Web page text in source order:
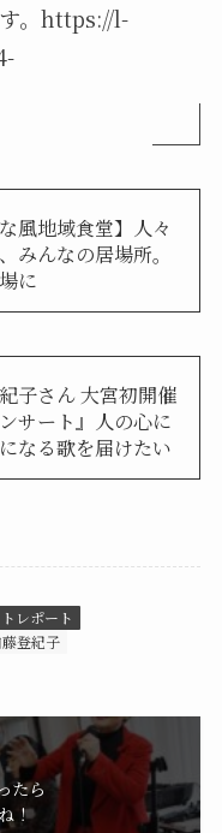
。 https://l-
風地域食堂】人々
みんなの居場所。
に
子さん 大宮初開催
サート』人の心に
なる歌を届けたい
レポート
登紀子
たら
！